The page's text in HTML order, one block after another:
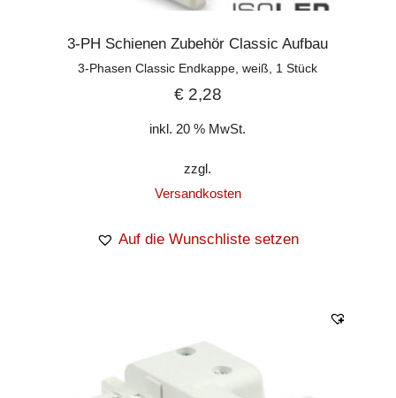
3-PH Schienen Zubehör Classic Aufbau
3-Phasen Classic Endkappe, weiß, 1 Stück
€2,28
inkl. 20 % MwSt.
zzgl.
Versandkosten
Auf die Wunschliste setzen